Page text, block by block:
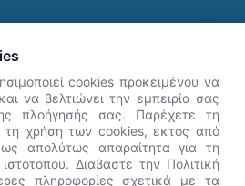
ήρθες! Είμαι η Νόησις.
μου πώς μπορώ να σε βοηθήσω
cookies προκειμένου να
να βελτιώνει την εμπειρία σας
πλοήγησής σας. Παρέχετε τη
τη χρήση των cookies, εκτός από
απολύτως απαραίτητα για τη
Διαβάστε την Πολιτική
πληροφορίες σχετικά με τα